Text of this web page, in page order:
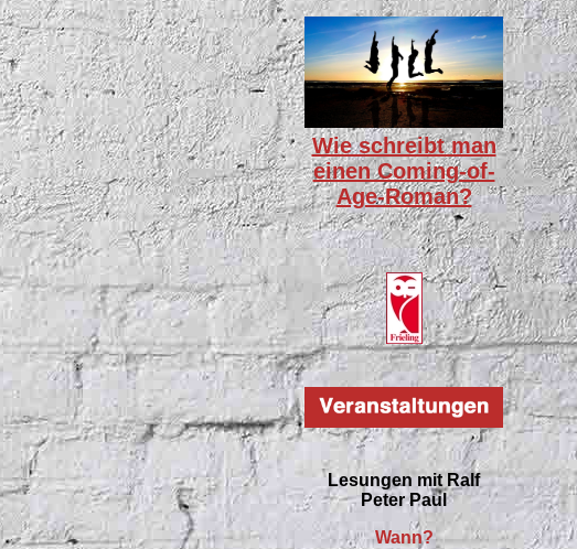
Wie schreibt man
einen Coming-of-
Age-Roman?
Lesungen mit Ralf
Peter Paul
Wann?